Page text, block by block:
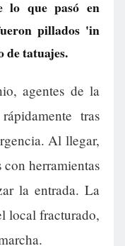
lo que pasó en
pillados 'in
de tatuajes.
agentes de la
tras
Al llegar,
con herramientas
la entrada. La
local fracturado,